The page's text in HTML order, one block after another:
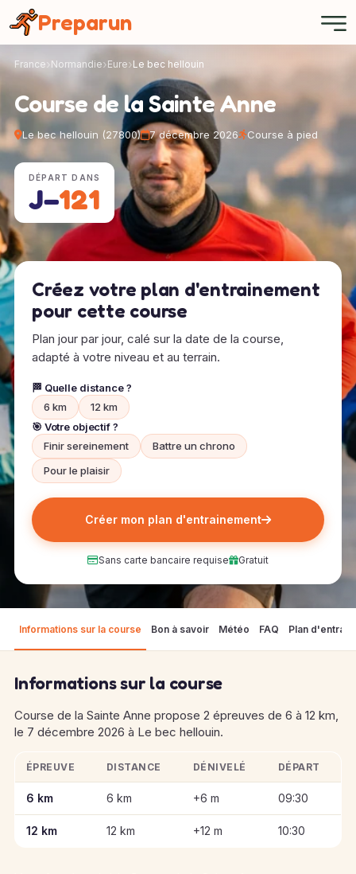
Preparun
France Normandie Eure Le bec hellouin
Course de la Sainte Anne
Le bec hellouin (27800) 7 décembre 2026 Course à pied
DÉPART DANS
J−121
Créez votre plan d'entrainement
pour cette course
Plan jour par jour, calé sur la date de la course,
adapté à votre niveau et au terrain.
🏁 Quelle distance ?
6 km
12 km
🎯 Votre objectif ?
Finir sereinement
Battre un chrono
Pour le plaisir
Créer mon plan d'entrainement
Sans carte bancaire requise Gratuit
Informations sur la course Bon à savoir Météo FAQ Plan
Informations sur la course
Course de la Sainte Anne propose 2 épreuves de 6 à 12 km,
le 7 décembre 2026 à Le bec hellouin.
Informations clés des épreuves de Course de la Sainte Anne
ÉPREUVE DISTANCE DÉNIVELÉ DÉPART
6 km 6 km +6 m 09:30
12 km 12 km +12 m 10:30
Panneau de gestion des cookies